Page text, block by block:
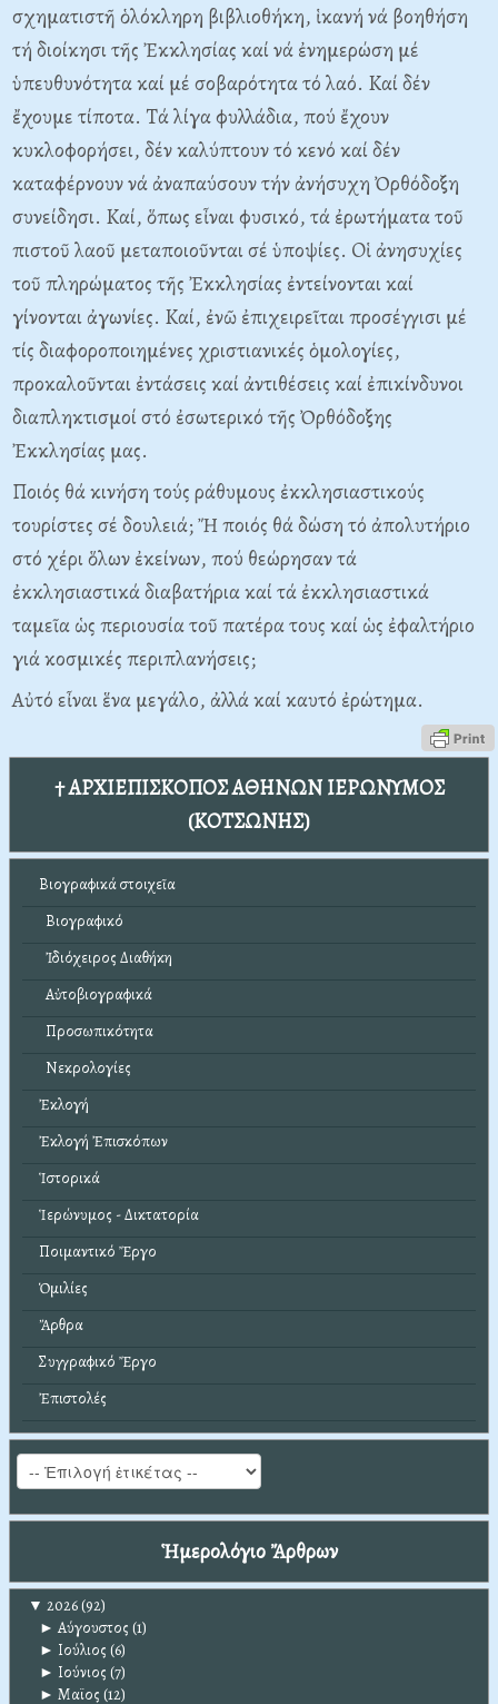
σχηματιστῆ ὁλόκληρη βιβλιοθήκη, ἱκανή νά βοηθήση
τή διοίκησι τῆς Ἐκκλησίας καί νά ἐνημερώση μέ
ὑπευθυνότητα καί μέ σοβαρότητα τό λαό. Kαί δέν
ἔχουμε τίποτα. Tά λίγα φυλλάδια, πού ἔχουν
κυκλοφορήσει, δέν καλύπτουν τό κενό καί δέν
καταφέρνουν νά ἀναπαύσουν τήν ἀνήσυχη Ὀρθόδοξη
συνείδησι. Kαί, ὅπως εἶναι φυσικό, τά ἐρωτήματα τοῦ
πιστοῦ λαοῦ μεταποιοῦνται σέ ὑποψίες. Oἱ ἀνησυχίες
τοῦ πληρώματος τῆς Ἐκκλησίας ἐντείνονται καί
γίνονται ἀγωνίες. Kαί, ἐνῶ ἐπιχειρεῖται προσέγγισι μέ
τίς διαφοροποιημένες χριστιανικές ὁμολογίες,
προκαλοῦνται ἐντάσεις καί ἀντιθέσεις καί ἐπικίνδυνοι
διαπληκτισμοί στό ἐσωτερικό τῆς Ὀρθόδοξης
Ἐκκλησίας μας.
Ποιός θά κινήση τούς ράθυμους ἐκκλησιαστικούς
τουρίστες σέ δουλειά; Ἤ ποιός θά δώση τό ἀπολυτήριο
στό χέρι ὅλων ἐκείνων, πού θεώρησαν τά
ἐκκλησιαστικά διαβατήρια καί τά ἐκκλησιαστικά
ταμεῖα ὡς περιουσία τοῦ πατέρα τους καί ὡς ἐφαλτήριο
γιά κοσμικές περιπλανήσεις;
Aὐτό εἶναι ἕνα μεγάλο, ἀλλά καί καυτό ἐρώτημα.
† ΑΡΧΙΕΠΙΣΚΟΠΟΣ ΑΘΗΝΩΝ ΙΕΡΩΝΥΜΟΣ
(ΚΟΤΣΩΝΗΣ)
Βιογραφικά στοιχεῖα
Βιογραφικό
Ἰδιόχειρος Διαθήκη
Αὐτοβιογραφικά
Προσωπικότητα
Νεκρολογίες
Ἐκλογή
Ἐκλογή Ἐπισκόπων
Ἱστορικά
Ἱερώνυμος - Δικτατορία
Ποιμαντικό Ἔργο
Ὁμιλίες
Ἄρθρα
Συγγραφικό Ἔργο
Ἐπιστολές
Ἡμερολόγιο Ἄρθρων
▼ 2026(92)
► Αύγουστος (1)
► Ιούλιος (6)
► Ιούνιος (7)
► Μαϊος (12)